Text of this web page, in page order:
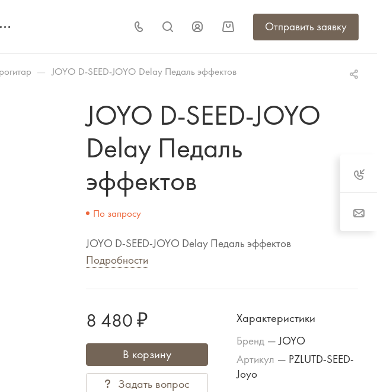
Отправить заявку
— JOYO D-SEED-JOYO Delay Педаль эффектов
JOYO D-SEED-JOYO
Delay Педаль
эффектов
По запросу
JOYO D-SEED-JOYO Delay Педаль эффектов
Подробности
8 480 ₽
В корзину
Задать вопрос
Характеристики
Бренд — JOYO
Артикул — PZLUTD-SEED-
Joyo